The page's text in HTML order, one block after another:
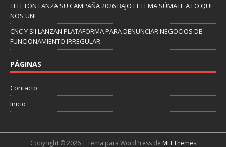
TELETÓN LANZA SU CAMPAÑA 2026 BAJO EL LEMA SÚMATE A LO QUE
NOS UNE
CNC Y SII LANZAN PLATAFORMA PARA DENUNCIAR NEGOCIOS DE
FUNCIONAMIENTO IRREGULAR
PÁGINAS
Contacto
Inicio
Copyright © 2026 | Tema para WordPress de MH Themes